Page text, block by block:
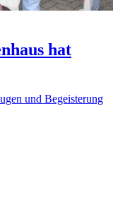
hat
und Begeisterung